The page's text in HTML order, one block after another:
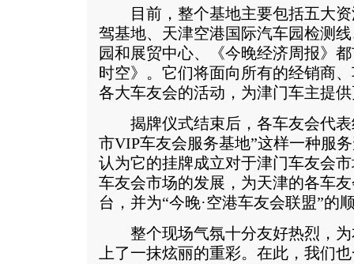
目前，整个基地主要包括五大资
驾基地、天津空港国际汽车园检测
园和展贸中心、《今晚经济周报》
时空》。它们将面向所有的经销商
各大车友会的活动，为津门车主提
揭牌仪式结束后，各车友会代表
市VIP车友会服务基地”这样一种服
认为它的挂牌成立对于津门车友会
车友会市场的发展，为天津的各车
台，并为“今晚·空港车友会联盟”的
整个现场气氛十分友好热烈，为
上了一抹炫丽的重彩。在此，我们